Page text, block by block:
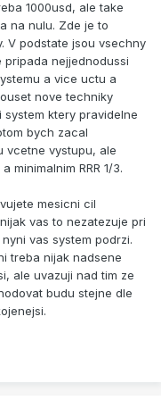
1000usd, ale take
na nulu. Zde je to
V podstate jsou vsechny
pripada nejjednodussi
a vice uctu a
nove techniky
ktery pravidelne
bych zacal
vcetne vystupu, ale
minimalnim RRR 1/3.
mesicni cil
vas to nezatezuje pri
vas system podrzi.
treba nijak nadsene
ale uvazuji nad tim ze
budu stejne dle